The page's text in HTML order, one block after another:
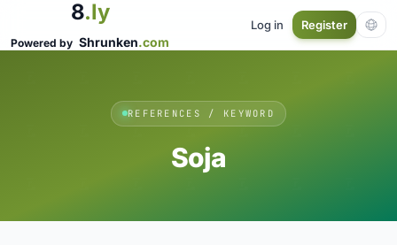
8.ly
Powered by Shrunken.com
Log in Register
REFERENCES / KEYWORD
Soja